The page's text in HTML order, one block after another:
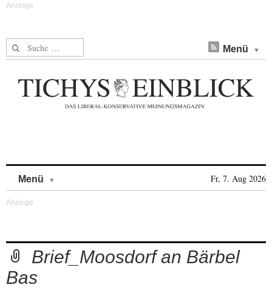
Suche nach: Menü
Menü Fr, 7. Aug 2026
Brief_Moosdorf an Bärbel
Bas